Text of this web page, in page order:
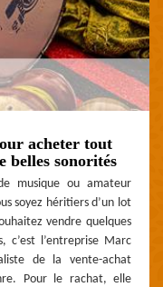
acheter tout
belles sonorités
musique ou amateur
soyez héritiers d’un lot
vendre quelques
c’est l’entreprise Marc
de la vente-achat
Pour le rachat, elle